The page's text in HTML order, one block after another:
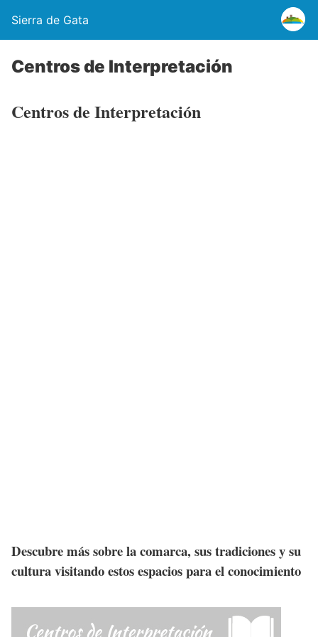
Sierra de Gata
Centros de Interpretación
Centros de Interpretación
Descubre más sobre la comarca, sus tradiciones y su
cultura visitando estos espacios para el conocimiento